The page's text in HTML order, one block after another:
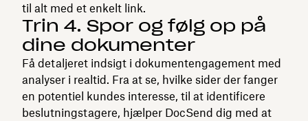
til alt med et enkelt link.
Trin 4. Spor og følg op på
dine dokumenter
Få detaljeret indsigt i dokumentengagement med
analyser i realtid. Fra at se, hvilke sider der fanger
en potentiel kundes interesse, til at identificere
beslutningstagere, hjælper DocSend dig med at